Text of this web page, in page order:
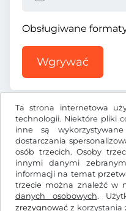
Ta strona internetowa
technologii. Niektóre pliki
inne są
dostarczania
osób trzecich. Osoby
innymi danymi
informacji na temat
trzecie można znaleźć w
danych osobowych.
zrezygnować z korzystania
Obsługiwane
Wgrywać
TL ₺TRY
Facebook